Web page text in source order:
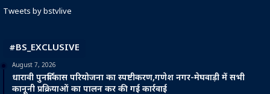
Tweets by bstvlive
#BS_EXCLUSIVE
August 7, 2026
धारावी पुनर्विकास परियोजना का स्पष्टीकरण,गणेश नगर-मेघवाड़ी में सभी
कानूनी प्रक्रियाओं का पालन कर की गई कार्रवाई